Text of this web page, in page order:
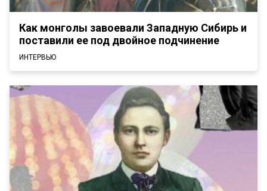
Как монголы завоевали Западную Сибирь и
поставили ее под двойное подчинение
ИНТЕРВЬЮ